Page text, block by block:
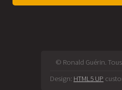
© Ronald Guérin.
Design: HTML5 UP